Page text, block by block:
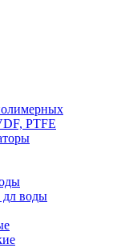
PTFE
дл воды